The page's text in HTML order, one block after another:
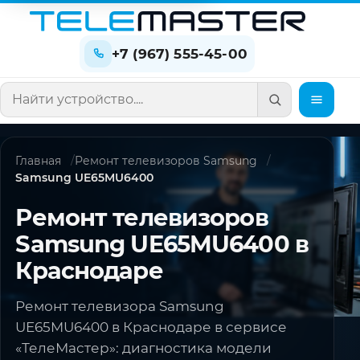
+7 (967) 555-45-00
Поиск по сайту
Главная
Ремонт телевизоров Samsung
Samsung UE65MU6400
Ремонт телевизоров
Samsung UE65MU6400 в
Краснодаре
Ремонт телевизора Samsung
UE65MU6400 в Краснодаре в сервисе
«ТелеМастер»: диагностика модели